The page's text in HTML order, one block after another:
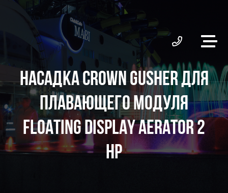
НАСАДКА CROWN GUSHER ДЛЯ
ПЛАВАЮЩЕГО МОДУЛЯ
FLOATING DISPLAY AERATOR 2
HP